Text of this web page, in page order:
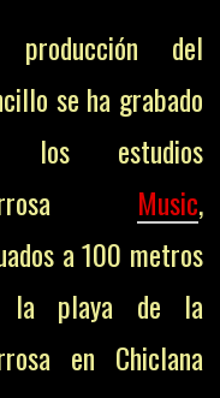
producción del
se ha grabado
los estudios
Music,
a 100 metros
la playa de la
en Chiclana